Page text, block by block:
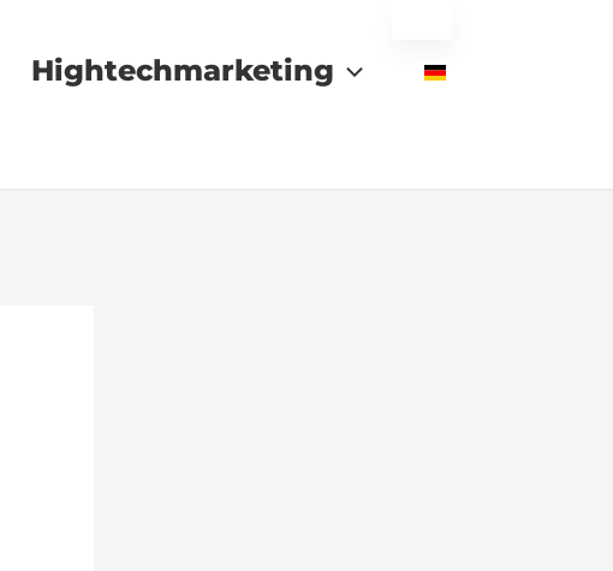
Hightechmarketing